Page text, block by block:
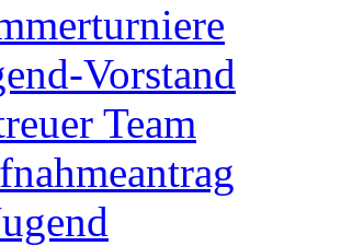
Vorstand
Team